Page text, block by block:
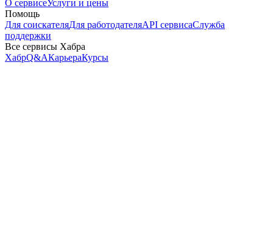
О сервисеУслуги и цены
Помощь
Для соискателяДля работодателяAPI сервисаСлужба
поддержки
Все сервисы Хабра
ХабрQ&AКарьераКурсы